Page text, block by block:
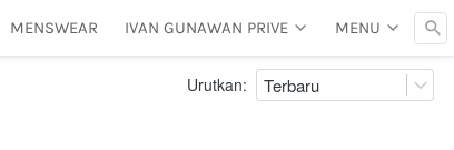
MENSWEAR IVAN GUNAWAN PRIVE MENU
MENSWEAR IVAN GUNAWAN PRIVE MENU
Urutkan: Terbaru